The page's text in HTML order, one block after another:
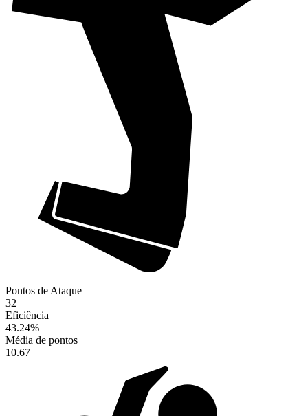
Pontos de Ataque
32
Eficiência
43.24%
Média de pontos
10.67